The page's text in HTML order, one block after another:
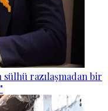
razılaşmadan bir